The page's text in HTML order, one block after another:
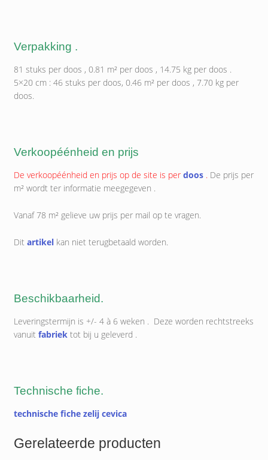
Verpakking .
81 stuks per doos , 0.81 m² per doos , 14.75 kg per doos .
5×20 cm : 46 stuks per doos, 0.46 m² per doos , 7.70 kg per
doos.
Verkoopéénheid en prijs
De verkoopéénheid en prijs op de site is per doos.De prijs per
m² wordt ter informatie meegegeven .
Vanaf 78 m² gelieve uw prijs per mail op te vragen.
Dit artikelkan niet terugbetaald worden.
Beschikbaarheid.
Leveringstermijn is +/- 4 à 6 weken . Deze worden rechtstreeks
vanuit fabriektot bij u geleverd .
Technische fiche.
technische fiche zelij cevica
Gerelateerde producten